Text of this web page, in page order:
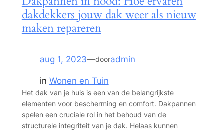
dakdekkers jouw dak weer als nieuw
maken repareren
aug 1, 2023—dooradmin
in Wonen en Tuin
Het dak van je huis is een van de belangrijkste
elementen voor bescherming en comfort. Dakpannen
spelen een cruciale rol in het behoud van de
structurele integriteit van je dak. Helaas kunnen